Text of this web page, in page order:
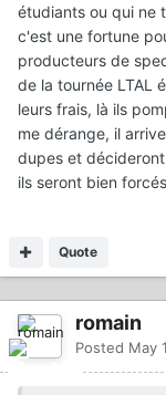
étudiants ou qui ne
c'est une fortune
producteurs de
de la tournée LTAL
leurs frais, là ils
me dérange, il
dupes et
ils seront bien
Quote
romain
Posted May